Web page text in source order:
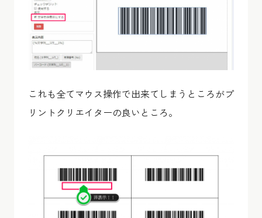
これも全てマウス操作で出来てしまうところがプ
リントクリエイターの良いところ。